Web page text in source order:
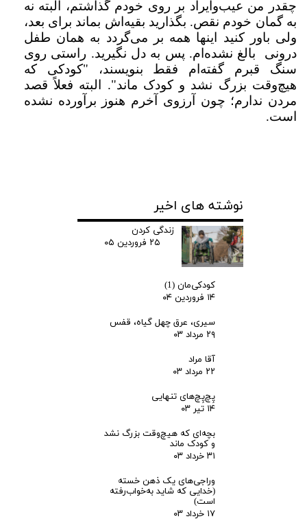
چقدر من عیب‌وایراد بر روی خودم گذاشتم، البته نه
به گمان خودم نقص. بگذارید بقیه‌اش بماند برای بعد،
ولی باور کنید اینها همه بر می‌گردد به همان طفل
درونی بالغ نشده‌ام. پس به دل نگیرید. راستی روی
سنگ قبرم گفته‌ام فقط بنویسند، "کودکی که
هیچ‌وقت بزرگ نشد و کودک ماند". البته فعلاً قصد
مردن ندارم؛ چون آرزوی آخرم هنوز برآورده نشده
است.
نوشته های اخیر
زندگی کردن
۲۵ فروردین ۰۵
کودکی‌مان (1)
۱۴ فروردین ۰۴
سیری، عرق چهل گیاه، قفس
۲۹ مرداد ۰۳
آقا مراد
۲۲ مرداد ۰۳
پِچ‌پِچ‌های تنهایی
۱۴ تیر ۰۳
بچه‌ای که هیچ‌وقت بزرگ نشد
و کودک ماند
۳۱ خرداد ۰۳
وراجی‌های یک ذهن خسته
(خدایی که شاید به‌خواب‌رفته
است)
۱۷ خرداد ۰۳